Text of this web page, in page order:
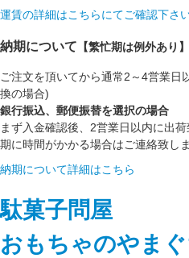
運賃の詳細はこちらにてご確認下さ
納期について 【繁忙期は例外あり】
ご注文を頂いてから通常2～4営業日
換の場合)
銀行振込、郵便振替を選択の場合
まず入金確認後、2営業日以内に出
期に時間がかかる場合はご連絡致し
納期について詳細はこちら
駄菓子問屋
おもちゃのやま